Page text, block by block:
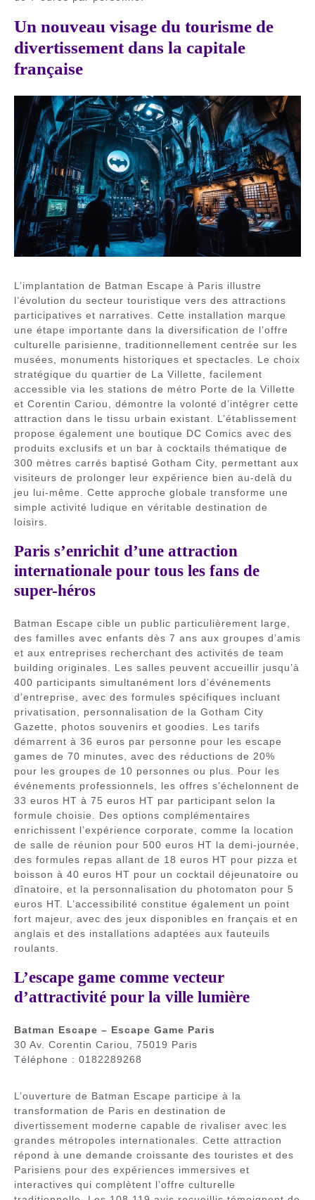
Un nouveau visage du tourisme de
divertissement dans la capitale
française
L’implantation de Batman Escape à Paris illustre
l’évolution du secteur touristique vers des attractions
participatives et narratives. Cette installation marque
une étape importante dans la diversification de l’offre
culturelle parisienne, traditionnellement centrée sur les
musées, monuments historiques et spectacles. Le choix
stratégique du quartier de La Villette, facilement
accessible via les stations de métro Porte de la Villette
et Corentin Cariou, démontre la volonté d’intégrer cette
attraction dans le tissu urbain existant. L’établissement
propose également une boutique DC Comics avec des
produits exclusifs et un bar à cocktails thématique de
300 mètres carrés baptisé Gotham City, permettant aux
visiteurs de prolonger leur expérience bien au-delà du
jeu lui-même. Cette approche globale transforme une
simple activité ludique en véritable destination de
loisirs.
Paris s’enrichit d’une attraction
internationale pour tous les fans de
super-héros
Batman Escape cible un public particulièrement large,
des familles avec enfants dès 7 ans aux groupes d’amis
et aux entreprises recherchant des activités de team
building originales. Les salles peuvent accueillir jusqu’à
400 participants simultanément lors d’événements
d’entreprise, avec des formules spécifiques incluant
privatisation, personnalisation de la Gotham City
Gazette, photos souvenirs et goodies. Les tarifs
démarrent à 36 euros par personne pour les escape
games de 70 minutes, avec des réductions de 20%
pour les groupes de 10 personnes ou plus. Pour les
événements professionnels, les offres s’échelonnent de
33 euros HT à 75 euros HT par participant selon la
formule choisie. Des options complémentaires
enrichissent l’expérience corporate, comme la location
de salle de réunion pour 500 euros HT la demi-journée,
des formules repas allant de 18 euros HT pour pizza et
boisson à 40 euros HT pour un cocktail déjeunatoire ou
dînatoire, et la personnalisation du photomaton pour 5
euros HT. L’accessibilité constitue également un point
fort majeur, avec des jeux disponibles en français et en
anglais et des installations adaptées aux fauteuils
roulants.
L’escape game comme vecteur
d’attractivité pour la ville lumière
Batman Escape – Escape Game Paris
30 Av. Corentin Cariou, 75019 Paris
Téléphone : 0182289268
L’ouverture de Batman Escape participe à la
transformation de Paris en destination de
divertissement moderne capable de rivaliser avec les
grandes métropoles internationales. Cette attraction
répond à une demande croissante des touristes et des
Parisiens pour des expériences immersives et
interactives qui complètent l’offre culturelle